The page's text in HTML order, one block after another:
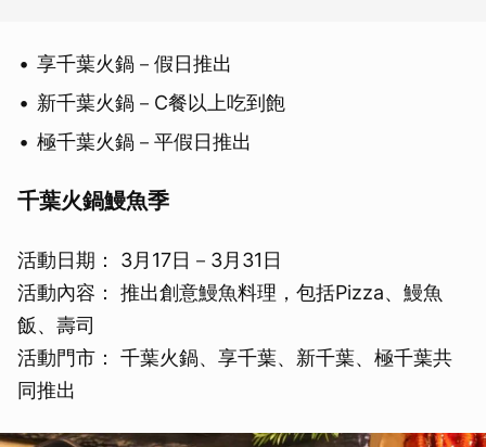
享千葉火鍋－假日推出
新千葉火鍋－C餐以上吃到飽
極千葉火鍋－平假日推出
千葉火鍋鰻魚季
活動日期： 3月17日－3月31日
活動內容： 推出創意鰻魚料理，包括Pizza、鰻魚
飯、壽司
活動門市： 千葉火鍋、享千葉、新千葉、極千葉共
同推出